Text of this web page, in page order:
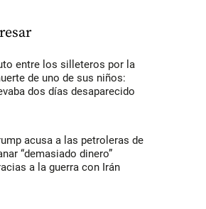
entre los silleteros por la
de uno de sus niños:
dos días desaparecido
acusa a las petroleras de
“demasiado dinero”
a la guerra con Irán